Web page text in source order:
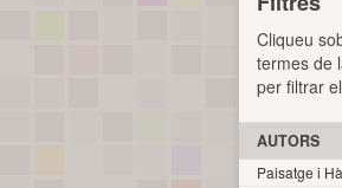
Cliqueu
termes de
per filtrar
AUTORS
Paisatge i